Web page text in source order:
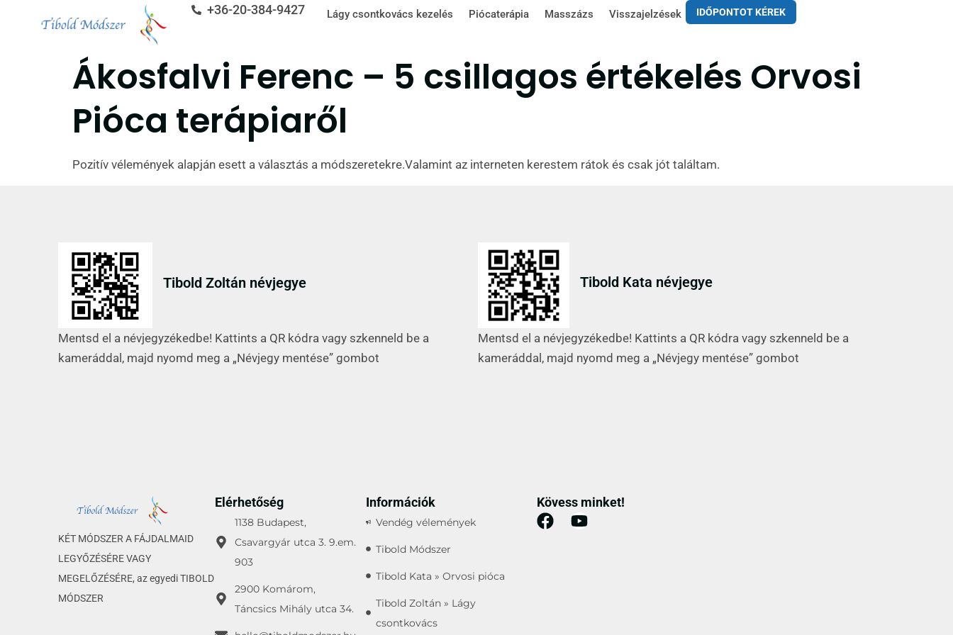
+36-20-384-9427 Lágy csontkovács kezelés Piócaterápia Masszázs Visszajelzések IDŐPONTOT KÉREK
Ákosfalvi Ferenc – 5 csillagos értékelés Orvosi
Pióca terápiaről
Pozitív vélemények alapján esett a választás a módszeretekre.Valamint az interneten kerestem rátok és csak jót találtam.
Tibold Zoltán névjegye
Mentsd el a névjegyzékedbe! Kattints a QR kódra vagy szkenneld be a
kameráddal, majd nyomd meg a „Névjegy mentése” gombot
Tibold Kata névjegye
Mentsd el a névjegyzékedbe! Kattints a QR kódra vagy szkenneld be a
kameráddal, majd nyomd meg a „Névjegy mentése” gombot
KÉT MÓDSZER A FÁJDALMAID
LEGYŐZÉSÉRE VAGY
MEGELŐZÉSÉRE, az egyedi TIBOLD
MÓDSZER
Elérhetőség
1138 Budapest,
Csavargyár utca 3. 9.em.
903
2900 Komárom,
Táncsics Mihály utca 34.
Információk
Vendég vélemények
Tibold Módszer
Tibold Kata » Orvosi pióca
Tibold Zoltán » Lágy
csontkovács
Kövess minket!